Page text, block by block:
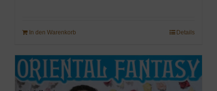
In den Warenkorb Details